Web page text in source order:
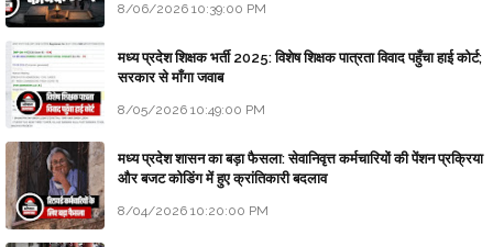
8/06/2026 10:39:00 PM
मध्य प्रदेश शिक्षक भर्ती 2025: विशेष शिक्षक पात्रता विवाद पहुँचा हाई कोर्ट;
सरकार से माँगा जवाब
8/05/2026 10:49:00 PM
मध्य प्रदेश शासन का बड़ा फैसला: सेवानिवृत्त कर्मचारियों की पेंशन प्रक्रिया
और बजट कोडिंग में हुए क्रांतिकारी बदलाव
8/04/2026 10:20:00 PM